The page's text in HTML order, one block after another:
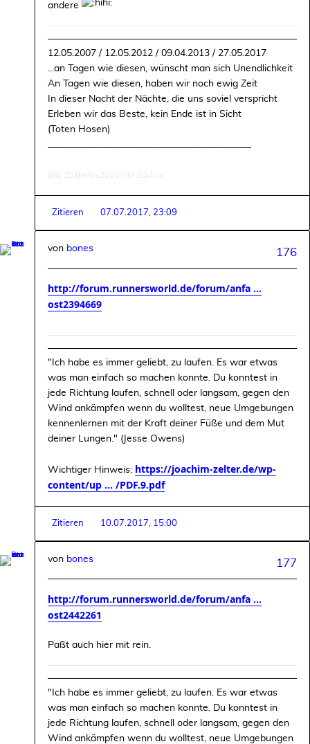
andere
12.05.2007 / 12.05.2012 / 09.04.2013 / 27.05.2017
...an Tagen wie diesen, wünscht man sich Unendlichkeit
An Tagen wie diesen, haben wir noch ewig Zeit
In dieser Nacht der Nächte, die uns soviel verspricht
Erleben wir das Beste, kein Ende ist in Sicht
(Toten Hosen)
BIG 25 Berlin 2015 HM 2:14:xx
Zitieren 07.07.2017, 23:09
176
von bones
http://forum.runnersworld.de/forum/anfa ...
ost2394669
"Ich habe es immer geliebt, zu laufen. Es war etwas
was man einfach so machen konnte. Du konntest in
jede Richtung laufen, schnell oder langsam, gegen den
Wind ankämpfen wenn du wolltest, neue Umgebungen
kennenlernen mit der Kraft deiner Füße und dem Mut
deiner Lungen." (Jesse Owens)
Wichtiger Hinweis: https://joachim-zelter.de/wp-
content/up ... /PDF.9.pdf
Zitieren 10.07.2017, 15:00
177
von bones
http://forum.runnersworld.de/forum/anfa ...
ost2442261
Paßt auch hier mit rein.
"Ich habe es immer geliebt, zu laufen. Es war etwas
was man einfach so machen konnte. Du konntest in
jede Richtung laufen, schnell oder langsam, gegen den
Wind ankämpfen wenn du wolltest, neue Umgebungen